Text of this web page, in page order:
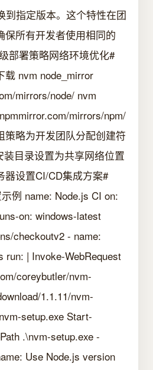
到指定版本。这个特性在团
保所有开发者使用相同的
部署策略网络环境优化#
载 nvm node_mirror
mirrors/node/ nvm
mirrors/npm/
策略为开发团队分配创建符
目录设置为共享网络位置
器设置CI/CD集成方案#
例 name: Node.js CI on:
on: windows-latest
checkoutv2 - name:
run: | Invoke-WebRequest
coreybutler/nvm-
1.1.11/nvm-
setup.exe Start-
.\nvm-setup.exe -
Use Node.js version